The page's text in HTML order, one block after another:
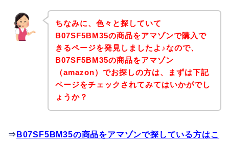
ちなみに、色々と探していて
B07SF5BM35の商品をアマゾンで購入で
きるページを発見しましたよ♪なので、
B07SF5BM35の商品をアマゾン
（amazon）でお探しの方は、まずは下記
ページをチェックされてみてはいかがでし
ょうか？
⇒ B07SF5BM35の商品をアマゾンで探している方はこ